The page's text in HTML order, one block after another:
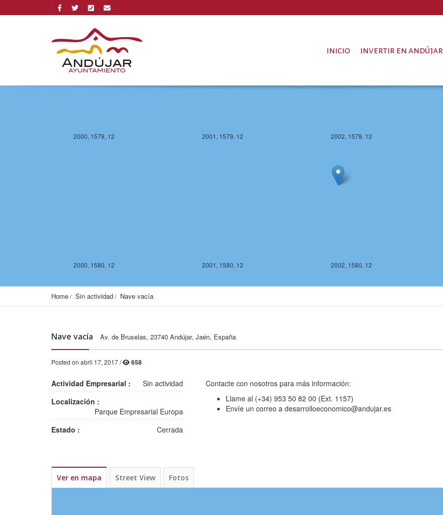
inicio invertir en andújar
2001, 1579, 12 2002, 1579, 12
2001, 1580, 12 2002, 1580, 12
2000, 1579, 12
2000, 1578, 12
2000, 1580, 12
Home Sin actividad Nave vacía
Nave vacía Av. de Bruselas, 23740 Andújar, Jaén, España
Posted on abril 17, 2017 / 658
Actividad Empresarial :
Sin actividad
Localización :
Parque Empresarial Europa
Estado :
Cerrada
Contacte con nosotros para más información:
Llame al (+34) 953 50 82 00 (Ext. 1157)
Envíe un correo a desarrolloeconomico@andujar.es
Ver en mapa Street View Fotos
2002, 1578, 12